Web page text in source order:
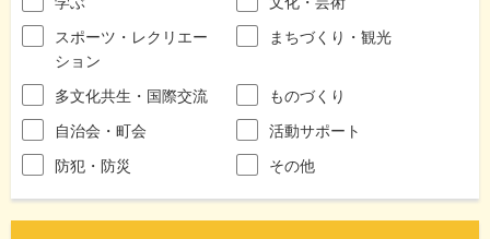
スポーツ・レクリエー
ション
まちづくり・観光
多文化共生・国際交流
ものづくり
自治会・町会
活動サポート
防犯・防災
その他